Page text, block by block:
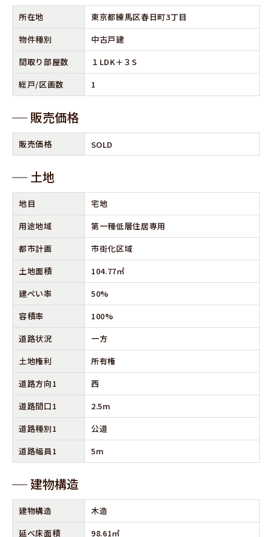
所在地
東京都練馬区春日町3丁目
物件種別
中古戸建
間取り部屋数
１LDK＋３S
総⼾/区画数
1
販売価格
販売価格 SOLD
⼟地
地⽬
宅地
⽤途地域
第一種低層住居専用
都市計画
市街化区域
土地面積
104.77㎡
建ぺい率
50%
容積率
100%
道路状況
一方
⼟地権利
所有権
道路⽅向1
西
道路間⼝1
2.5m
道路種別1
公道
道路幅員1
5m
建物構造
建物構造
木造
延べ床⾯積
98.61㎡